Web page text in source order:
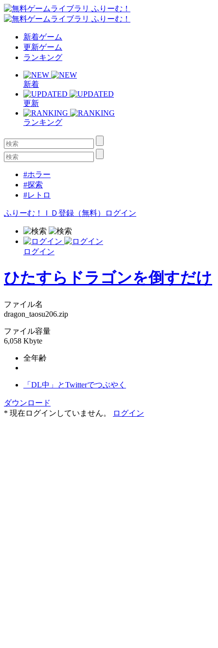
新着ゲーム
更新ゲーム
ランキング
新着
更新
ランキング
#ホラー
#探索
#レトロ
ふりーむ！ＩＤ登録（無料） ログイン
ログイン
ひたすらドラゴンを倒すだけ
ファイル名
dragon_taosu206.zip
ファイル容量
6,058 Kbyte
全年齢
「DL中」とTwitterでつぶやく
ダウンロード
* 現在ログインしていません。
ログイン